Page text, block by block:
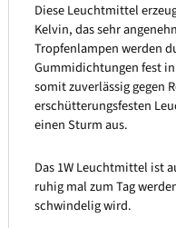
Diese Leuchtmittel
Kelvin, das sehr
Tropfenlampen werden
Gummidichtungen fest
somit zuverlässig gegen
erschütterungsfesten
einen Sturm aus.
Das 1W Leuchtmittel ist
ruhig mal zum Tag
schwindelig wird.